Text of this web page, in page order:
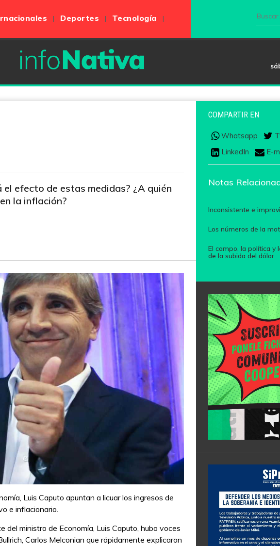
Deportes
Tecnología
el efecto de estas medidas? ¿A quién
la inflación?
Luis Caputo apuntan a licuar los ingresos de
e inflacionario.
del ministro de Economía, Luis Caputo, hubo voces
Carlos Melconian que rápidamente explicaron
COMPARTIR EN
Whatsapp
LinkedIn
E-
Notas
Inconsistente e
Los números de la
El campo, la política y
de la subida del dólar